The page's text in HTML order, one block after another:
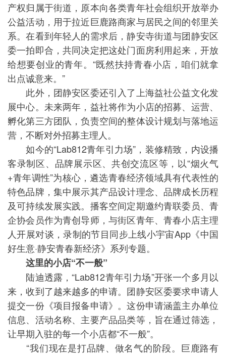
产权归属于街道，原本向各类青年社会组织开放举办
公益活动，用于拉近巨鹿路商家与居民之间的邻里关
系。在看到年轻人的需求后，静安寺街道与团静安区
委一拍即合，共同决定把这处门面房利用起来，开放
给想要创业的青年。“既然扶持青春小店，咱们就拿
出点诚意来。”
此外，团静安区委还引入了上海益社公益文化发
展中心。未来两年，益社将作为小店的招募、运营、
孵化第三方团队，负责空间的整体设计规划与落地运
营，不断对外招募主理人。
如今的“Lab812青年引力场”，装修精致，内设播
客录制区、品牌展示区、共创交流区等，以“烟火气
+青年调性”为核心，遴选青春经济领域具有代表性的
特色品牌，集中展示其产品设计理念、品牌成长历程
及可持续发展实践。播客空间定期邀约青联委员、青
企协会员作为青创导师，与街区青年、青春小店主理
人开展对谈，录制的节目同步上线小宇宙App《中国
好生意·静安青春新经济》系列专题。
这里的小店“不一般”
陆迪透露，“Lab812青年引力场”开张一个多月以
来，收到了越来越多的申请。团静安区委要求申请人
提交一份《项目报备申请》。这份申请涵盖主办单位
信息、活动名称、主要产品品类等，旨在通过筛选，
让早期入驻的每一个小店都“不一般”。
“我们现在是打品牌、做名气的阶段。巨鹿路有